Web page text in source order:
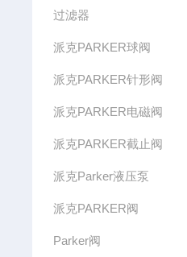
过滤器
派克PARKER球阀
派克PARKER针形阀
派克PARKER电磁阀
派克PARKER截止阀
派克Parker液压泵
派克PARKER阀
Parker阀